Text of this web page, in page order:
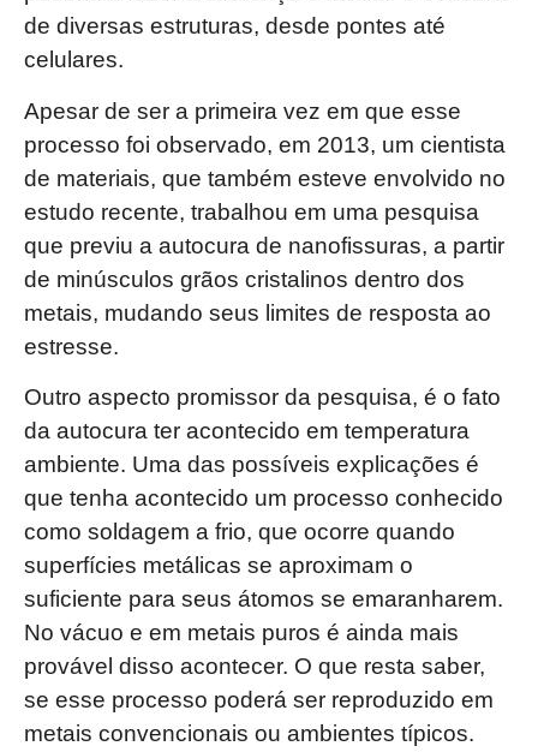
de diversas estruturas, desde pontes até
celulares.
Apesar de ser a primeira vez em que esse
processo foi observado, em 2013, um cientista
de materiais, que também esteve envolvido no
estudo recente, trabalhou em uma pesquisa
que previu a autocura de nanofissuras, a partir
de minúsculos grãos cristalinos dentro dos
metais, mudando seus limites de resposta ao
estresse.
Outro aspecto promissor da pesquisa, é o fato
da autocura ter acontecido em temperatura
ambiente. Uma das possíveis explicações é
que tenha acontecido um processo conhecido
como soldagem a frio, que ocorre quando
superfícies metálicas se aproximam o
suficiente para seus átomos se emaranharem.
No vácuo e em metais puros é ainda mais
provável disso acontecer. O que resta saber,
se esse processo poderá ser reproduzido em
metais convencionais ou ambientes típicos.